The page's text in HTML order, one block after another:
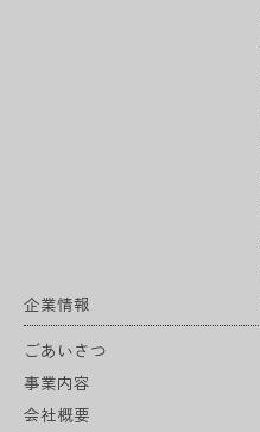
企業情報
ごあいさつ
事業内容
会社概要